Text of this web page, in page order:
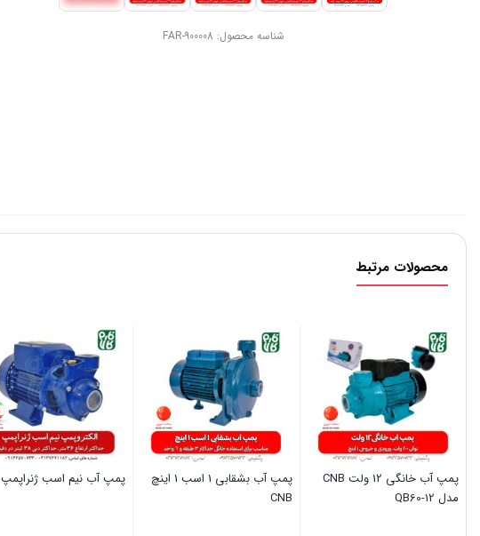
شناسه محصول:FAR-900008
محصولات مرتبط
پمپ آب خانگی 12 ولت CNB
مدل QB60-12
پمپ آب بشقابی 1 اسب 1 اینچ
CNB
پمپ آب نیم اسب ژنراپمپ